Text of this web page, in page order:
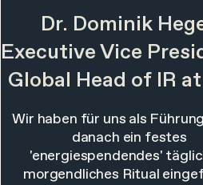
Dr. Dominik
Executive Vice
Global Head of IR
Wir haben für uns als
danach ein festes
'energiespendendes'
morgendliches Ritual